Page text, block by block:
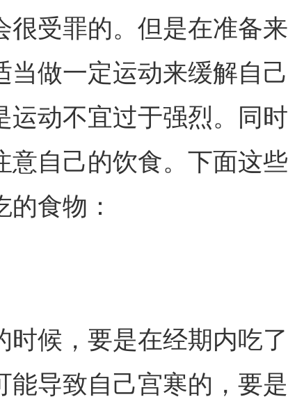
很受罪的。但是在准备来
当做一定运动来缓解自己
运动不宜过于强烈。同时
意自己的饮食。下面这些
食物：
时候，要是在经期内吃了
能导致自己宫寒的，要是